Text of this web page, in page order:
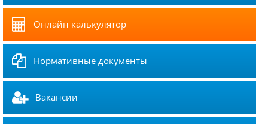
Онлайн калькулятор
Нормативные документы
Вакансии